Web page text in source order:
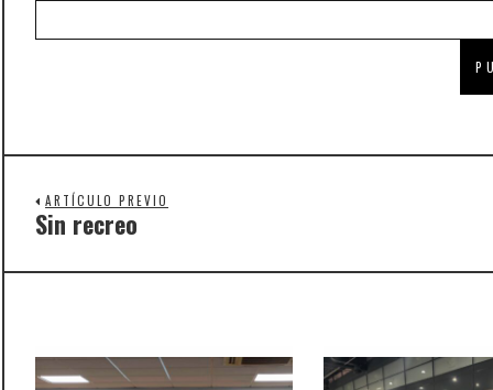
ARTÍCULO PREVIO
Previous
Sin recreo